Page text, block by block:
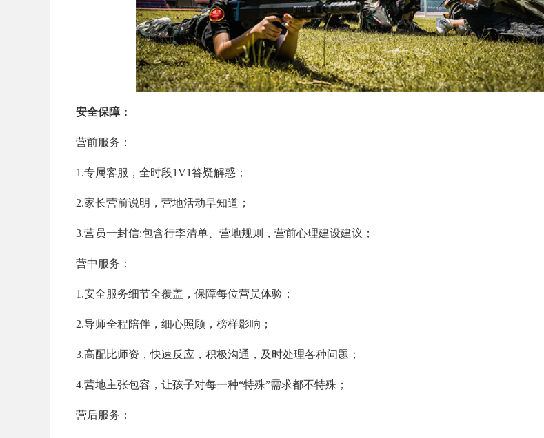
安全保障：
营前服务：
1.专属客服，全时段1V1答疑解惑；
2.家长营前说明，营地活动早知道；
3.营员一封信:包含行李清单、营地规则，营前心理建设建议；
营中服务：
1.安全服务细节全覆盖，保障每位营员体验；
2.导师全程陪伴，细心照顾，榜样影响；
3.高配比师资，快速反应，积极沟通，及时处理各种问题；
4.营地主张包容，让孩子对每一种“特殊”需求都不特殊；
营后服务：